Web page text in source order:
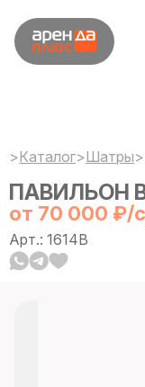
>Каталог>Шатры>
ПАВИЛЬОН
от 70 000 ₽/
Арт.: 1614B